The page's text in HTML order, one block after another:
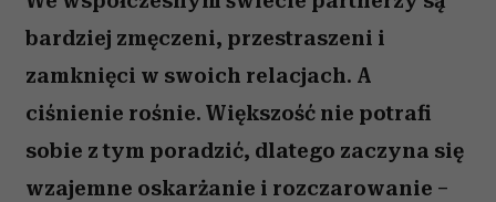
bardziej zmęczeni, przestraszeni i
zamknięci w swoich relacjach. A
ciśnienie rośnie. Większość nie potrafi
sobie z tym poradzić, dlatego zaczyna się
wzajemne oskarżanie i rozczarowanie –